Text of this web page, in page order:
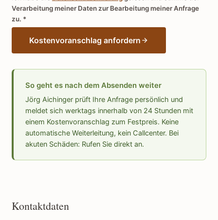
Verarbeitung meiner Daten zur Bearbeitung meiner Anfrage
zu. *
Kostenvoranschlag anfordern
So geht es nach dem Absenden weiter
Jörg Aichinger prüft Ihre Anfrage persönlich und
meldet sich werktags innerhalb von 24 Stunden mit
einem Kostenvoranschlag zum Festpreis. Keine
automatische Weiterleitung, kein Callcenter. Bei
akuten Schäden: Rufen Sie direkt an.
Kontaktdaten